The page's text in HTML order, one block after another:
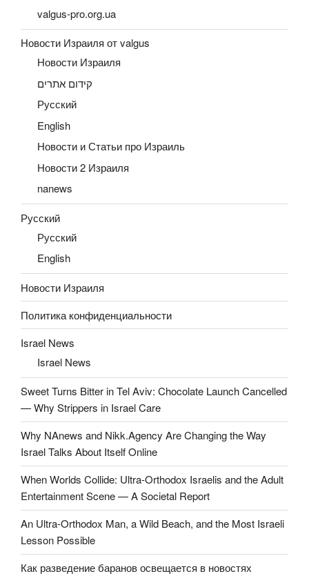
valgus-pro.org.ua
Новости Израиля от valgus
Новости Израиля
קידום אתרים
Русский
English
Новости и Статьи про Израиль
Новости 2 Израиля
nanews
Русский
Русский
English
Новости Израиля
Политика конфиденциальности
Israel News
Israel News
Sweet Turns Bitter in Tel Aviv: Chocolate Launch Cancelled
— Why Strippers in Israel Care
Why NAnews and Nikk.Agency Are Changing the Way
Israel Talks About Itself Online
When Worlds Collide: Ultra-Orthodox Israelis and the Adult
Entertainment Scene — A Societal Report
An Ultra-Orthodox Man, a Wild Beach, and the Most Israeli
Lesson Possible
Как разведение баранов освещается в новостях